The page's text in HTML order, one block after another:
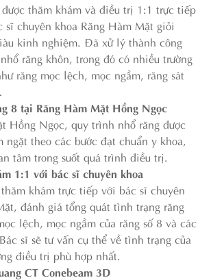
được thăm khám và điều trị 1:1 trực tiếp
sĩ chuyên khoa Răng Hàm Mặt giỏi
kinh nghiệm. Đã xử lý thành công
răng khôn, trong đó có nhiều trường
răng mọc lệch, mọc ngầm, răng sát
8 tại Răng Hàm Mặt Hồng Ngọc
Hồng Ngọc, quy trình nhổ răng được
ngặt theo các bước đạt chuẩn y khoa,
tâm trong suốt quá trình điều trị.
1:1 với bác sĩ chuyên khoa
khám trực tiếp với bác sĩ chuyên
đánh giá tổng quát tình trạng răng
lệch, mọc ngầm của răng số 8 và các
sĩ sẽ tư vấn cụ thể về tình trạng của
điều trị phù hợp nhất.
CT Conebeam 3D